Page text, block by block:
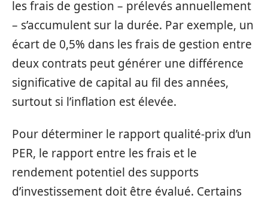
les frais de gestion – prélevés annuellement
– s’accumulent sur la durée. Par exemple, un
écart de 0,5% dans les frais de gestion entre
deux contrats peut générer une différence
significative de capital au fil des années,
surtout si l’inflation est élevée.
Pour déterminer le rapport qualité-prix d’un
PER, le rapport entre les frais et le
rendement potentiel des supports
d’investissement doit être évalué. Certains